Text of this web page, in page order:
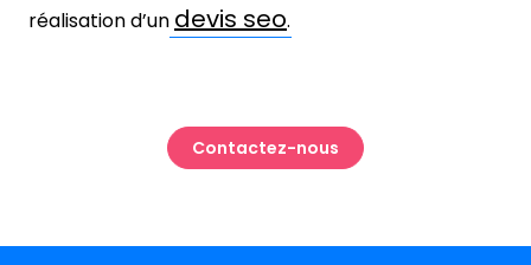
réalisation d’un devis seo.
Contactez-nous